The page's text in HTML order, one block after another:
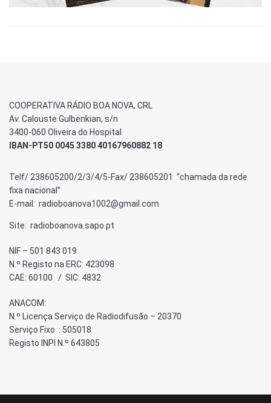
COOPERATIVA RÁDIO BOA NOVA, CRL
Av. Calouste Gulbenkian, s/n
3400-060 Oliveira do Hospital
IBAN-PT50 0045 3380 40167960882 18
Telf/ 238605200/2/3/4/5-Fax/ 238605201 “chamada da rede
fixa nacional”
E-mail: radioboanova1002@gmail.com
Site: radioboanova.sapo.pt
NIF – 501 843 019
N.º Registo na ERC: 423098
CAE: 60100 / SIC: 4832
ANACOM:
N.º Licença Serviço de Radiodifusão – 20370
Serviço Fixo : 505018
Registo INPI N.º 643805